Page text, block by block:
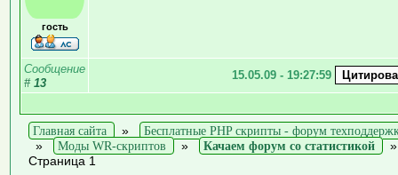
гость
Сообщение
# 13
15.05.09 - 19:27:59
Главная сайта »
Бесплатные PHP скрипты - форум
»
Моды WR-скриптов » Качаем форум со статистикой
Страница 1